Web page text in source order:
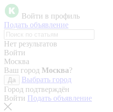
Войти в профиль
Подать объявление
Нет результатов
Войти
Москва
Ваш город Москва?
Да
Выбрать город
Город подтверждён
Войти Подать объявление